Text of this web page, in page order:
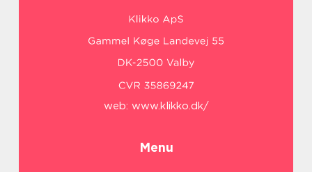
web: www.klikko.dk/
Menu